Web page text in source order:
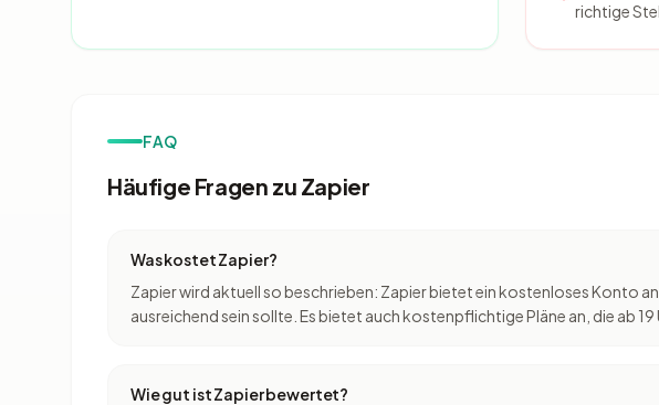
richtige
FAQ
Häufige Fragen zu Zapier
Was kostet Zapier?
Zapier wird aktuell so beschrieben: Zapier bietet ein kostenloses Konto
ausreichend sein sollte. Es bietet auch kostenpflichtige Pläne an, die ab 19
Wie gut ist Zapier bewertet?